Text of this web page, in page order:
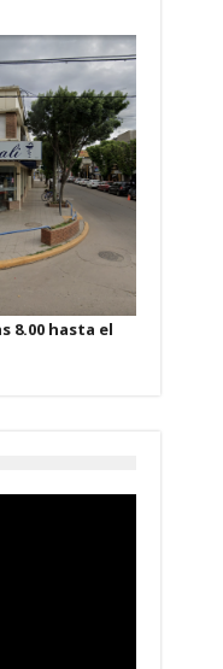
8.00 hasta el